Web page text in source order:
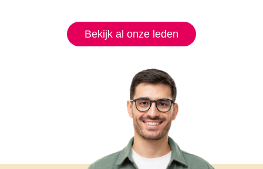
Bekijk al onze leden